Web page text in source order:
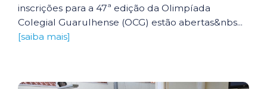
inscrições para a 47ª edição da Olimpíada
Colegial Guarulhense (OCG) estão abertas&nbs...
[saiba mais]